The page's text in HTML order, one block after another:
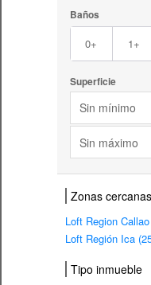
Baños
0+ 1+
Superficie
Sin mínimo
Sin máximo
Zonas cercanas
Loft Region
Loft Región Ica
Tipo inmueble